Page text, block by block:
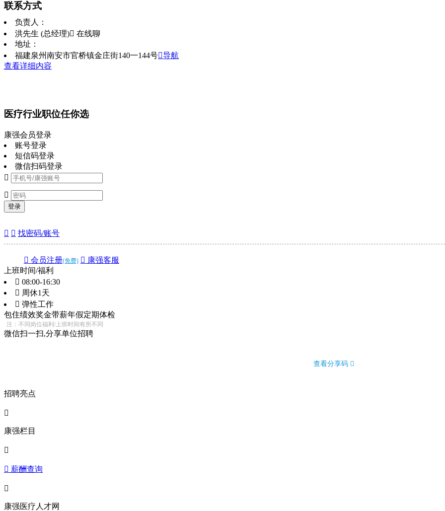
联系方式
负责人：
洪先生 (总经理) 在线聊
地址：
福建泉州南安市官桥镇金庄街140一144号导航
查看详细内容
医疗行业职位任你选
康强会员登录
账号登录
短信码登录
微信扫码登录


登录
  找密码/账号
 会员注册(免费)  康强客服
上班时间/福利
 08:00-16:30
 周休1天
 弹性工作
包住绩效奖金带薪年假定期体检
注：不同岗位福利/上班时间有所不同
微信扫一扫,分享单位招聘
查看分享码 
招聘亮点

康强栏目

 薪酬查询

康强医疗人才网